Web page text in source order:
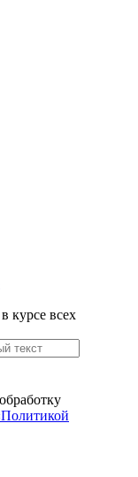
курсе всех